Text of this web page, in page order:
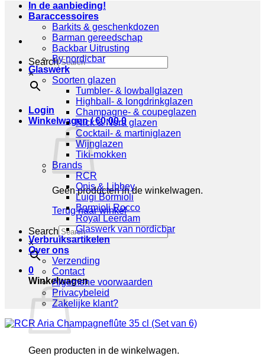
Search
×
Login
Winkelwagen /€0,00 0
Geen producten in de winkelwagen.
Terug naar winkel
Search
×
0
Winkelwagen
Geen producten in de winkelwagen.
In de aanbieding!
Baraccessoires
Barkits & geschenkdozen
Barman gereedschap
Backbar Uitrusting
By nordicbar
Glaswerk
Soorten glazen
Tumbler- & lowballglazen
Highball- & longdrinkglazen
Champagne- & coupeglazen
Nick & Nora glazen
Cocktail- & martiniglazen
Wijnglazen
Tiki-mokken
Brands
RCR
Onis & Libbey
Luigi Bormioli
Bormioli Rocco
Royal Leerdam
Glaswerk van nordicbar
Verbruiksartikelen
Over ons
Verzending
Contact
Algemene voorwaarden
Privacybeleid
Zakelijke klant?